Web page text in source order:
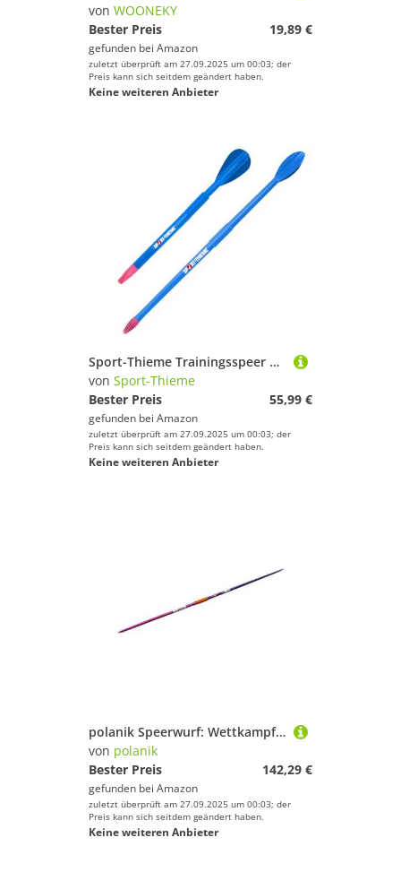
von WOONEKY
Bester Preis
19,89 €
gefunden bei Amazon
zuletzt überprüft am 27.09.2025 um 00:03; der
Preis kann sich seitdem geändert haben.
Keine weiteren Anbieter
Sport-Thieme Trainingsspeer Turbojav | 3-teilig für Schüler, Anfänger | Hand-Augen-Koordination | Robuster Kunststoff | Entwickelt von Tom Petranoff | Methodik | Indoor
von Sport-Thieme
Bester Preis
55,99 €
gefunden bei Amazon
zuletzt überprüft am 27.09.2025 um 00:03; der
Preis kann sich seitdem geändert haben.
Keine weiteren Anbieter
polanik Speerwurf: Wettkampfspeer AIR Flyer 400 Gramm
von polanik
Bester Preis
142,29 €
gefunden bei Amazon
zuletzt überprüft am 27.09.2025 um 00:03; der
Preis kann sich seitdem geändert haben.
Keine weiteren Anbieter